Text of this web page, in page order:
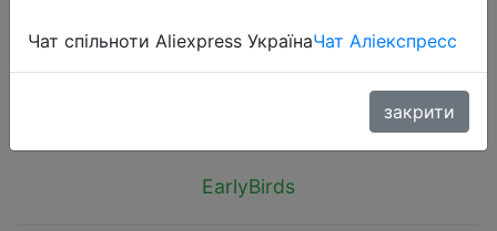
EarlyBirds
Чат спільноти Aliexpress УкраїнаЧат Аліекспресс
закрити